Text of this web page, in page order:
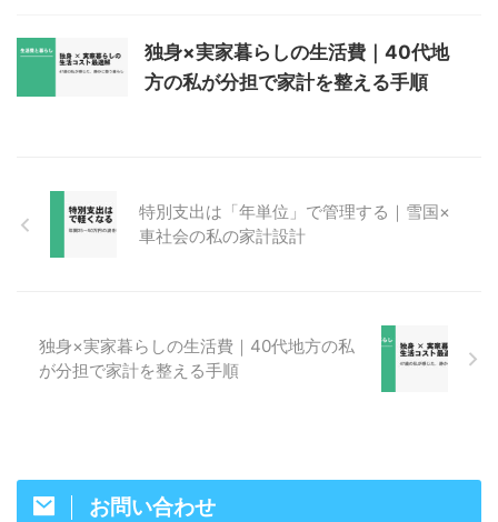
独身×実家暮らしの生活費｜40代地
方の私が分担で家計を整える手順
特別支出は「年単位」で管理する｜雪国×
車社会の私の家計設計
独身×実家暮らしの生活費｜40代地方の私
が分担で家計を整える手順
お問い合わせ